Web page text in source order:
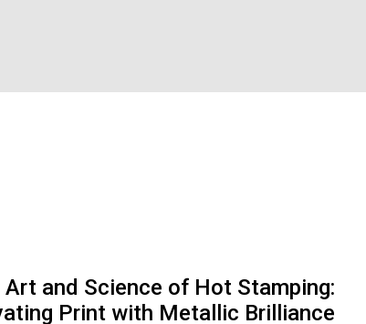
Art and Science of Hot Stamping:
Print with Metallic Brilliance